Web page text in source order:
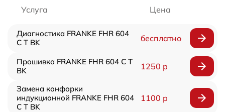
Услуга Цена
Диагностика FRANKE FHR 604
C T BK
бесплатно
Прошивка FRANKE FHR 604 C T
BK
1250 р
Замена конфорки
индукционной FRANKE FHR 604
C T BK
1100 р